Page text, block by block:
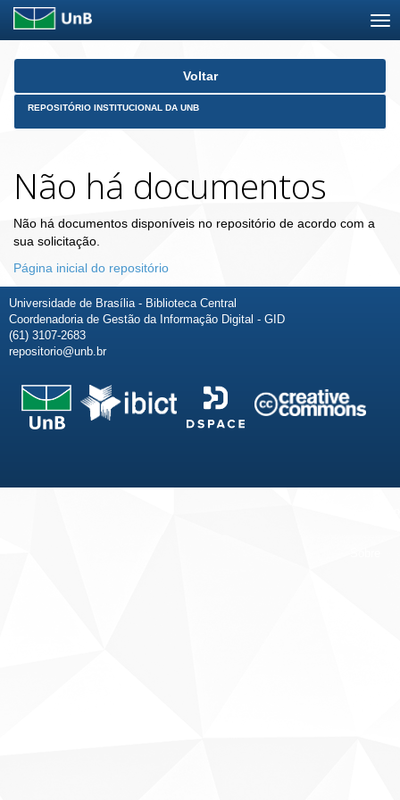
Skip
Voltar
REPOSITÓRIO INSTITUCIONAL DA UNB
Não há documentos
Não há documentos disponíveis no repositório de acordo com a
sua solicitação.
Página inicial do repositório
Universidade de Brasília - Biblioteca Central
Coordenadoria de Gestão da Informação Digital - GID
(61) 3107-2683
repositorio@unb.br